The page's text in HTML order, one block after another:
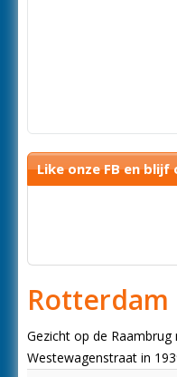
Like onze FB en
Rotterdam
Gezicht op de
Westewagenstraat in